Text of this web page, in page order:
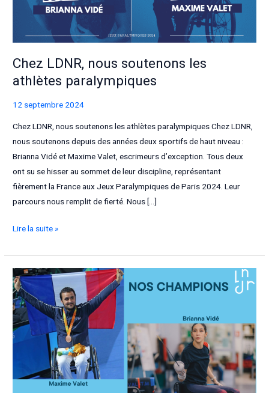
Chez LDNR, nous soutenons les
athlètes paralympiques
12 septembre 2024
Chez LDNR, nous soutenons les athlètes paralympiques Chez LDNR,
nous soutenons depuis des années deux sportifs de haut niveau :
Brianna Vidé et Maxime Valet, escrimeurs d’exception. Tous deux
ont su se hisser au sommet de leur discipline, représentant
fièrement la France aux Jeux Paralympiques de Paris 2024. Leur
parcours nous remplit de fierté. Nous […]
Chez
nous
soutenons
les
athlètes
paralympiques
Lire la suite »